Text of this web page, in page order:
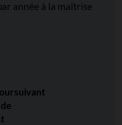
année à la maîtrise